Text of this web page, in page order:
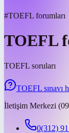
#TOEFL forumları
TOEFL
TOEFL soruları
TOEFL sınavı
İletişim Merkezi
0(312)